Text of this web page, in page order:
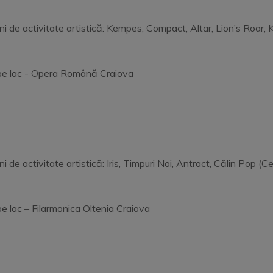
activitate artistică: Kempes, Compact, Altar, Lion’s Roar,
lac - Opera Română Craiova
de activitate artistică: Iris, Timpuri Noi, Antract, Călin Pop
lac – Filarmonica Oltenia Craiova